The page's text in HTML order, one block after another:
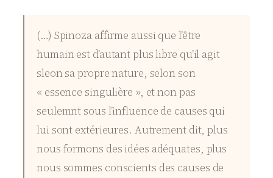
(…) Spinoza affirme aussi que l’être
humain est d’autant plus libre qu’il agit
sleon sa propre nature, selon son
« essence singulière », et non pas
seulemnt sous l’influence de causes qui
lui sont extérieures. Autrement dit, plus
nous formons des idées adéquates, plus
nous sommes conscients des causes de